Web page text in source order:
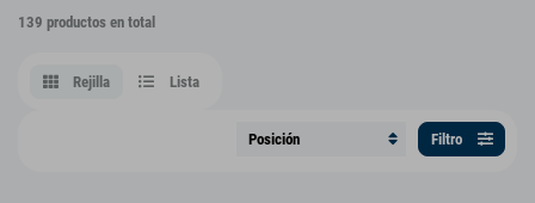
139 productos en total
Rejilla Lista
Filtro